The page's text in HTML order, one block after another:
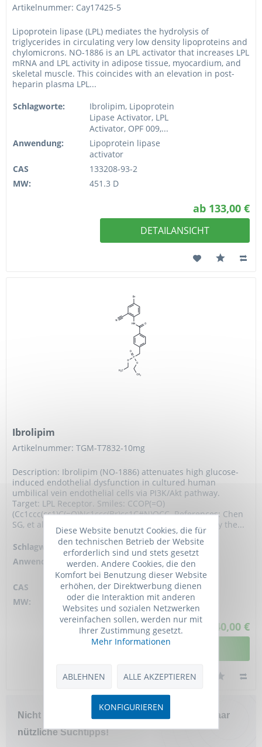
Artikelnummer: Cay17425-5
Lipoprotein lipase (LPL) mediates the hydrolysis of
triglycerides in circulating very low density lipoproteins and
chylomicrons. NO-1886 is an LPL activator that increases LPL
mRNA and LPL activity in adipose tissue, myocardium, and
skeletal muscle. This coincides with an elevation in post-
heparin plasma LPL...
Schlagworte:
Ibrolipim, Lipoprotein
Lipase Activator, LPL
Activator, OPF 009,...
Anwendung:
Lipoprotein lipase
activator
CAS
133208-93-2
MW:
451.3 D
ab 133,00 €
DETAILANSICHT
Ibrolipim
Artikelnummer: TGM-T7832-10mg
Description: Ibrolipim (NO-1886) attenuates high glucose-
induced endothelial dysfunction in cultured human
umbilical vein endothelial cells via PI3K/Akt pathway.
Target: LPL Receptor. Smiles: CCOP(=O)
(Cc1ccc(cc1)C(=O)Nc1ccc(Br)cc1C#N)OCC. References: Chen
SG, et al. Ibrolipim increases ABCA1/G1 expression by the...
Schlagworte:
NO-1886
Anwendung:
Targets lipoprotein lipase
[EC:3.1.1.34] (LPL)
CAS
133208-93-2
MW:
451.25 D
ab 40,00 €
DETAILANSICHT
Nicht das Richtige gefunden? Hier sind ein paar
nützliche Suchtipps!
Diese Website benutzt Cookies, die für
den technischen Betrieb der Website
erforderlich sind und stets gesetzt
werden. Andere Cookies, die den
Komfort bei Benutzung dieser Website
erhöhen, der Direktwerbung dienen
oder die Interaktion mit anderen
Websites und sozialen Netzwerken
vereinfachen sollen, werden nur mit
Ihrer Zustimmung gesetzt.
Mehr Informationen
ABLEHNEN ALLE AKZEPTIEREN
KONFIGURIEREN